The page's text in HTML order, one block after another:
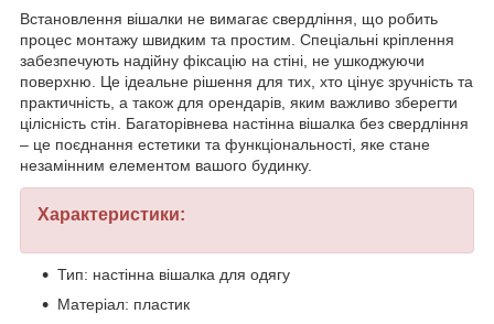
Встановлення вішалки не вимагає свердління, що робить
процес монтажу швидким та простим. Спеціальні кріплення
забезпечують надійну фіксацію на стіні, не ушкоджуючи
поверхню. Це ідеальне рішення для тих, хто цінує зручність та
практичність, а також для орендарів, яким важливо зберегти
цілісність стін. Багаторівнева настінна вішалка без свердління
– це поєднання естетики та функціональності, яке стане
незамінним елементом вашого будинку.
Характеристики:
Тип: настінна вішалка для одягу
Матеріал: пластик